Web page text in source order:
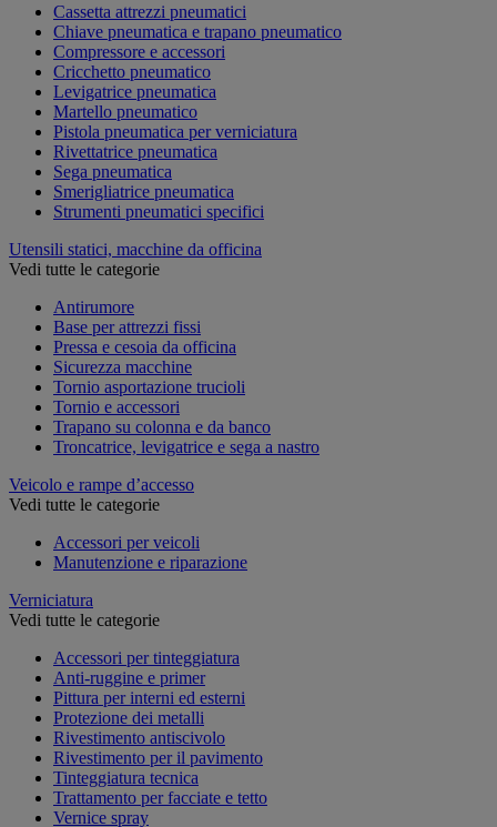
Cassetta attrezzi pneumatici
Chiave pneumatica e trapano pneumatico
Compressore e accessori
Cricchetto pneumatico
Levigatrice pneumatica
Martello pneumatico
Pistola pneumatica per verniciatura
Rivettatrice pneumatica
Sega pneumatica
Smerigliatrice pneumatica
Strumenti pneumatici specifici
Utensili statici, macchine da officina
Vedi tutte le categorie
Antirumore
Base per attrezzi fissi
Pressa e cesoia da officina
Sicurezza macchine
Tornio asportazione trucioli
Tornio e accessori
Trapano su colonna e da banco
Troncatrice, levigatrice e sega a nastro
Veicolo e rampe d’accesso
Vedi tutte le categorie
Accessori per veicoli
Manutenzione e riparazione
Verniciatura
Vedi tutte le categorie
Accessori per tinteggiatura
Anti-ruggine e primer
Pittura per interni ed esterni
Protezione dei metalli
Rivestimento antiscivolo
Rivestimento per il pavimento
Tinteggiatura tecnica
Trattamento per facciate e tetto
Vernice spray